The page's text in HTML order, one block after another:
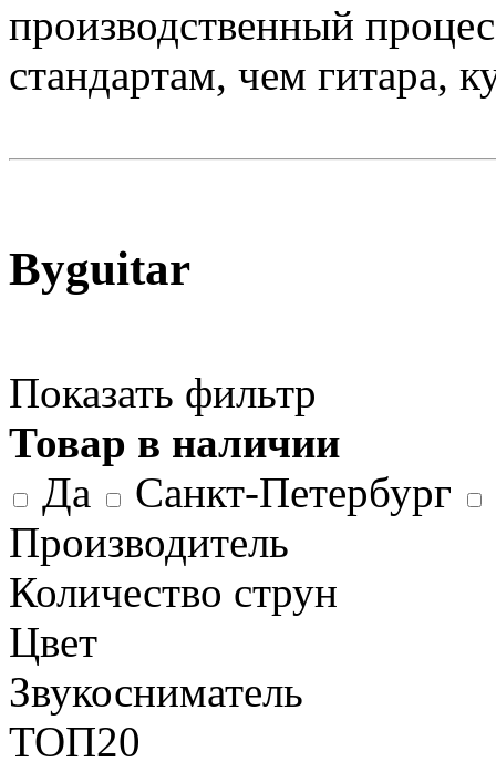
производственный
стандартам, чем гитара,
Byguitar
Показать фильтр
Товар в наличии
Да
Санкт-Петербург
Производитель
Количество струн
Цвет
Звукосниматель
ТОП20